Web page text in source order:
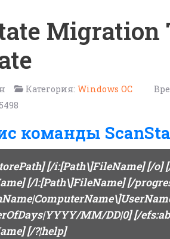
Категория: Windows ОС
команды
[/i:[Path\]FileName] [/
[/l:[Path\]FileName] [/
MM/DD|0] [/
[/?|help]